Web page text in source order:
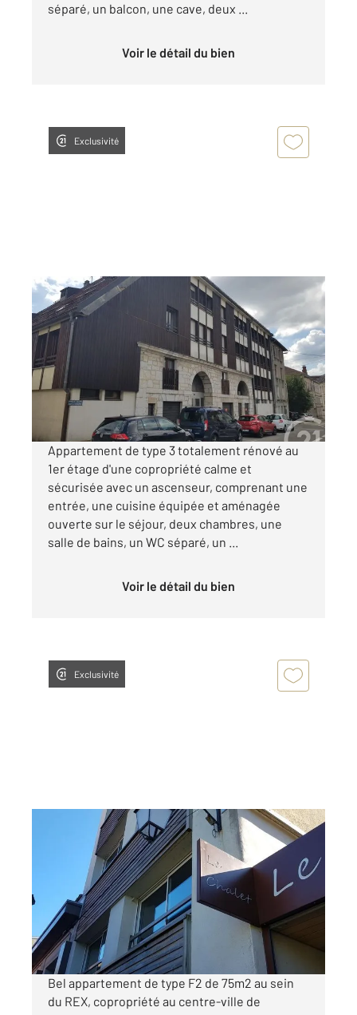
séparé, un balcon, une cave, deux ...
Voir le détail du bien
Exclusivité
PONTARLIER 25
56,57 m 2, 3 pièces
Ref : 27934
Appartement F3 à louer
950 €
par mois charges comprises
Appartement de type 3 totalement rénové au
1er étage d'une copropriété calme et
sécurisée avec un ascenseur, comprenant une
entrée, une cuisine équipée et aménagée
ouverte sur le séjour, deux chambres, une
salle de bains, un WC séparé, un ...
Voir le détail du bien
Exclusivité
PONTARLIER 25
, 2 pièces
Ref : 27780
Appartement F2 à louer
760 €
par mois charges comprises
Bel appartement de type F2 de 75m2 au sein
du REX, copropriété au centre-ville de